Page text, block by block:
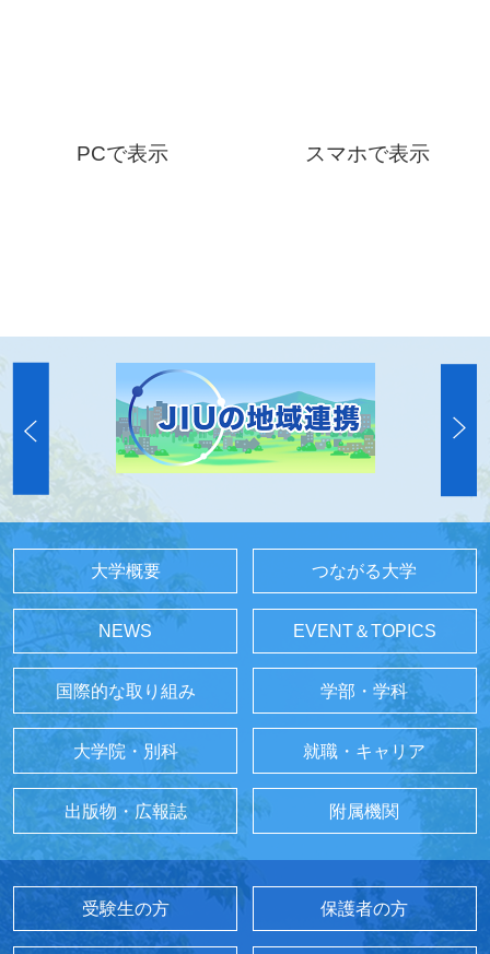
PCで表示 スマホで表示
大学概要 つながる大学
NEWS EVENT＆TOPICS
国際的な取り組み 学部・学科
大学院・別科 就職・キャリア
出版物・広報誌 附属機関
受験生の方 保護者の方